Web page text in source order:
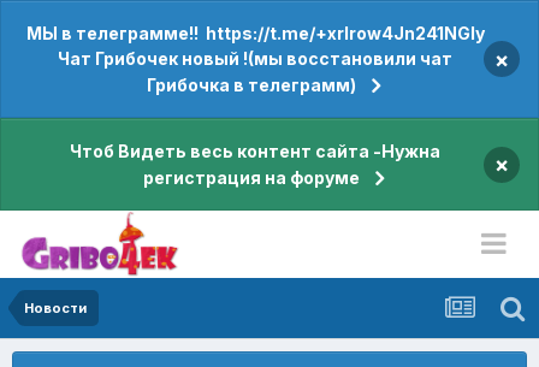
МЫ в телеграмме!! https://t.me/+xrIrow4Jn241NGIy
Чат Грибочек новый !(мы восстановили чат
Грибочка в телеграмм)
×
Чтоб Видеть весь контент сайта -Нужна
регистрация на форуме
×
Новости